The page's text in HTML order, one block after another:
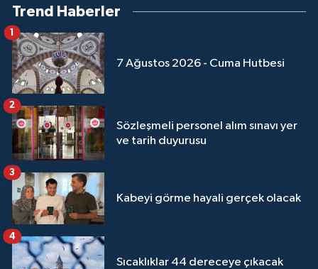
Trend Haberler
7 Ağustos 2026 - Cuma Hutbesi
1
Sözleşmeli personel alım sınavı yer
ve tarih duyurusu
2
Kabeyi görme hayali gerçek olacak
3
Sıcaklıklar 44 dereceye çıkacak
4
Tokat Müftülüğü
Trabzon Müftülüğü
Tunceli Müftülüğü
Uşak Müftülüğü
Van Müftülüğü
Yalova Müftülüğü
Yozgat Müftülüğü